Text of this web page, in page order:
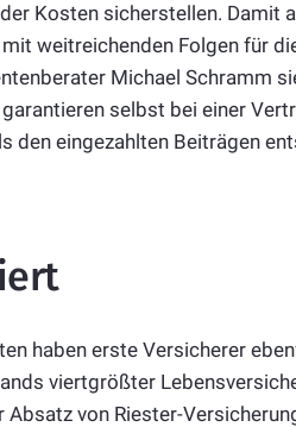
Kosten sicherstellen. Damit
weitreichenden Folgen für
Michael Schramm
selbst bei einer
den eingezahlten Beiträgen
haben erste Versicherer
viertgrößter
Absatz von Riester-